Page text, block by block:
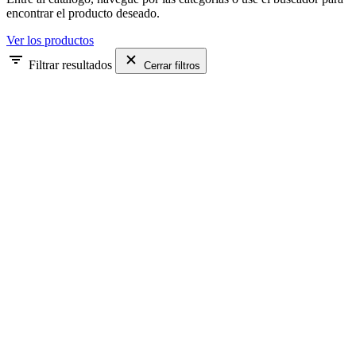
encontrar el producto deseado.
Ver los productos
Filtrar resultados
Cerrar filtros